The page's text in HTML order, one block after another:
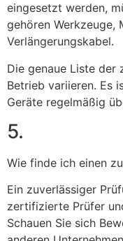
eingesetzt werden,
gehören Werkzeuge,
Verlängerungskabel.
Die genaue Liste der
Betrieb variieren. Es
Geräte regelmäßig
5.
Wie finde ich einen
Ein zuverlässiger
zertifizierte Prüfer
Schauen Sie sich